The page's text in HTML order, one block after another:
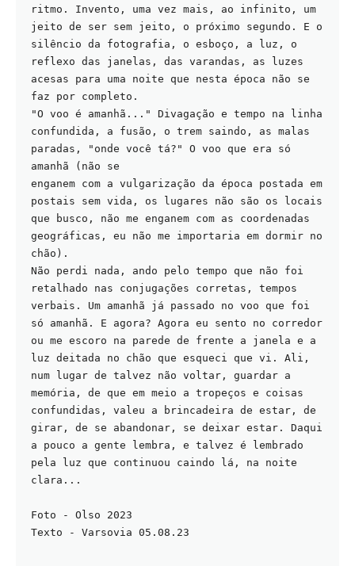
ritmo. Invento, uma vez mais, ao infinito, um
jeito de ser sem jeito, o próximo segundo. E o
silêncio da fotografia, o esboço, a luz, o
reflexo das janelas, das varandas, as luzes
acesas para uma noite que nesta época não se
faz por completo.
"O voo é amanhã..." Divagação e tempo na linha
confundida, a fusão, o trem saindo, as malas
paradas, "onde você tá?" O voo que era só
amanhã (não se
enganem com a vulgarização da época postada em
postais sem vida, os lugares não são os locais
que busco, não me enganem com as coordenadas
geográficas, eu não me importaria em dormir no
chão).
Não perdi nada, ando pelo tempo que não foi
retalhado nas conjugações corretas, tempos
verbais. Um amanhã já passado no voo que foi
só amanhã. E agora? Agora eu sento no corredor
ou me escoro na parede de frente a janela e a
luz deitada no chão que esqueci que vi. Ali,
num lugar de talvez não voltar, guardar a
memória, de que em meio a tropeços e coisas
confundidas, valeu a brincadeira de estar, de
girar, de se abandonar, se deixar estar. Daqui
a pouco a gente lembra, e talvez é lembrado
pela luz que continuou caindo lá, na noite
clara...
Foto - Olso 2023
Texto - Varsovia 05.08.23